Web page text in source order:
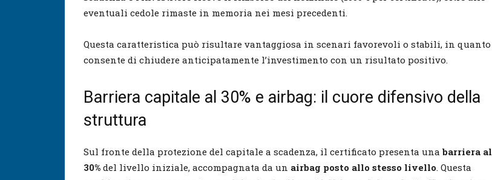
eventuali cedole rimaste in memoria nei mesi precedenti.
Questa caratteristica può risultare vantaggiosa in scenari favorevoli o stabili, in quanto
consente di chiudere anticipatamente l’investimento con un risultato positivo.
Barriera capitale al 30% e airbag: il cuore difensivo della
struttura
Sul fronte della protezione del capitale a scadenza, il certificato presenta unabarriera al
30% del livello iniziale, accompagnata da un airbag posto allo stesso livello. Questa